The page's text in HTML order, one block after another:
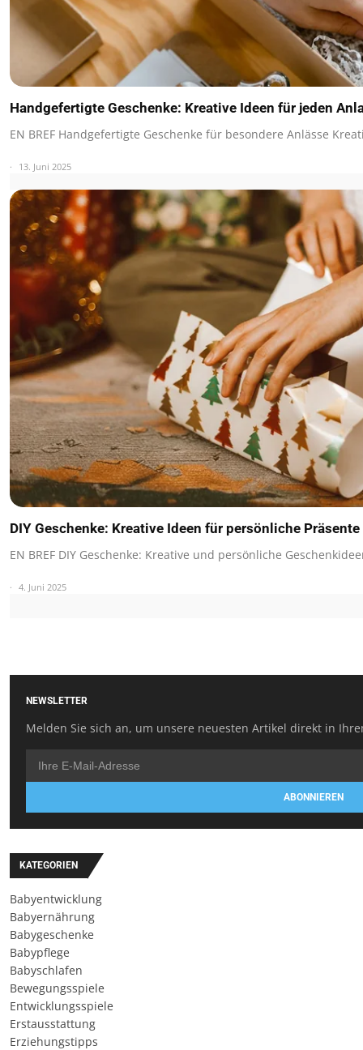
Handgefertigte Geschenke: Kreative Ideen für jeden
EN BREF Handgefertigte Geschenke für besondere Anlässe
13. Juni 2025
DIY Geschenke: Kreative Ideen für persönliche Präsente
EN BREF DIY Geschenke: Kreative und persönliche
4. Juni 2025
NEWSLETTER
Melden Sie sich an, um unsere neuesten Artikel direkt in
ABONNIEREN
KATEGORIEN
Babyentwicklung
Babyernährung
Babygeschenke
Babypflege
Babyschlafen
Bewegungsspiele
Entwicklungsspiele
Erstausstattung
Erziehungstipps